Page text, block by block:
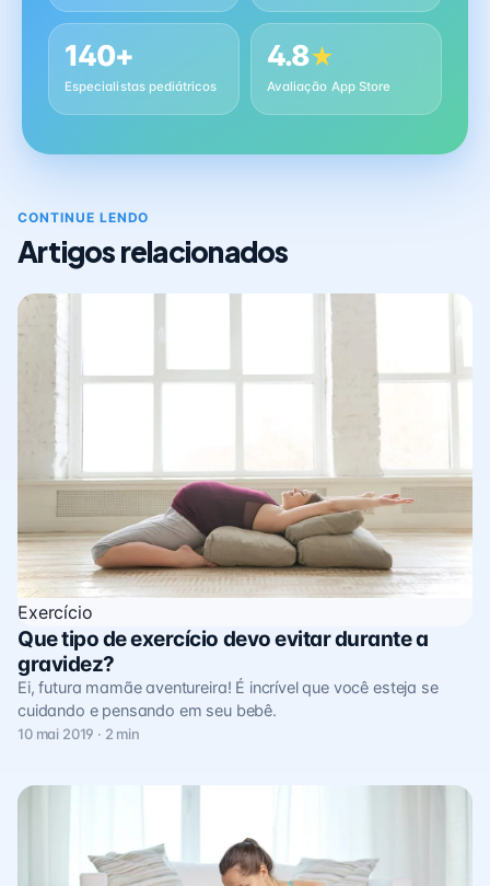
140+
Especialistas pediátricos
4.8★
Avaliação App Store
CONTINUE LENDO
Artigos relacionados
Exercício
Que tipo de exercício devo evitar durante a
gravidez?
Ei, futura mamãe aventureira! É incrível que você esteja se
cuidando e pensando em seu bebê.
10 mai 2019 · 2 min